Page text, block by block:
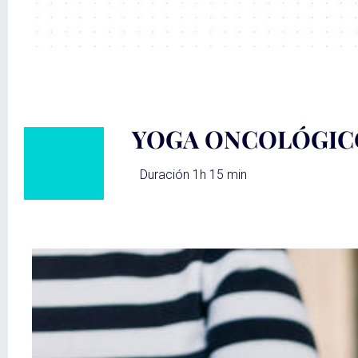
YOGA
Duración 1h 15 min